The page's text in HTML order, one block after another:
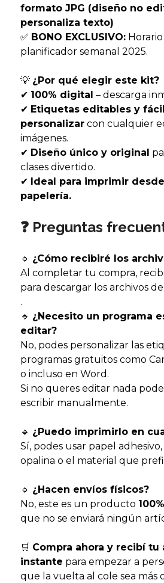
formato JPG (diseño no
personaliza texto)
✅ BONO EXCLUSIVO:Horario
planificador semanal 2025.
💡 ¿Por qué elegir este kit?
✔ 100% digital – descarga
✔ Etiquetas editables y
personalizarcon cualquier
imágenes.
✔ Diseño único y original
clases divertido.
✔ Ideal para imprimir
papelería.
❓ Preguntas
🔹 ¿Cómo recibiré los
Al completar tu compra,
para descargar los archivos
.
🔹 ¿Necesito un programa
editar?
No, podes personalizar las
programas gratuitos como
o incluso en Word.
Si no queres editar nada
escribir manualmente.
🔹 ¿Puedo imprimirlo en
Sí, podes usar papel
opalina o el material que
🔹 ¿Hacen envíos físicos?
No, este es un producto
que no se enviará ningún
🛒 Compra ahora y recibí tu
instante para empezar a
que la vuelta al cole sea más